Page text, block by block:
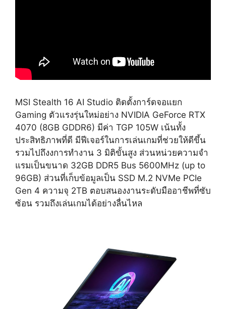
MSI Stealth 16 AI Studio ติดตั้งการ์ดจอแยก
Gaming ตัวแรงรุ่นใหม่อย่าง NVIDIA GeForce RTX
4070 (8GB GDDR6) มีค่า TGP 105W เน้นทั้ง
ประสิทธิภาพที่ดี มีฟีเจอร์ในการเล่นเกมที่ช่วยให้ดีขึ้น
รวมไปถึงงการทำงาน 3 มิติขั้นสูง ส่วนหน่วยความจำ
แรมเป็นขนาด 32GB DDR5 Bus 5600MHz (up to
96GB) ส่วนที่เก็บข้อมูลเป็น SSD M.2 NVMe PCIe
Gen 4 ความจุ 2TB ตอบสนองงานระดับมืออาชีพที่ซับ
ซ้อน รวมถึงเล่นเกมได้อย่างลื่นไหล